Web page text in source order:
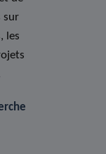
sur
les